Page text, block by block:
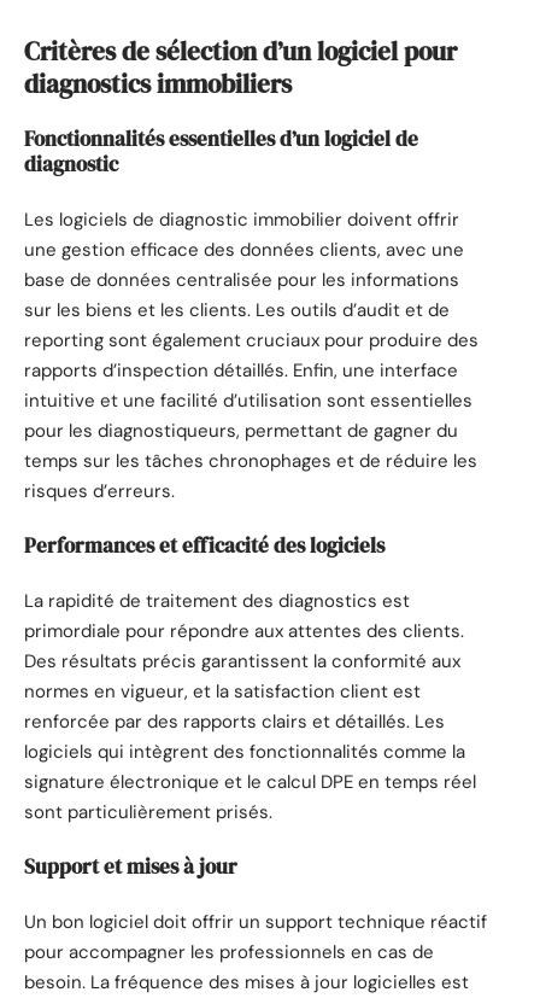
Critères de sélection d’un logiciel pour
diagnostics immobiliers
Fonctionnalités essentielles d’un logiciel de
diagnostic
Les logiciels de diagnostic immobilier doivent offrir
une gestion efficace des données clients, avec une
base de données centralisée pour les informations
sur les biens et les clients. Les outils d’audit et de
reporting sont également cruciaux pour produire des
rapports d’inspection détaillés. Enfin, une interface
intuitive et une facilité d’utilisation sont essentielles
pour les diagnostiqueurs, permettant de gagner du
temps sur les tâches chronophages et de réduire les
risques d’erreurs.
Performances et efficacité des logiciels
La rapidité de traitement des diagnostics est
primordiale pour répondre aux attentes des clients.
Des résultats précis garantissent la conformité aux
normes en vigueur, et la satisfaction client est
renforcée par des rapports clairs et détaillés. Les
logiciels qui intègrent des fonctionnalités comme la
signature électronique et le calcul DPE en temps réel
sont particulièrement prisés.
Support et mises à jour
Un bon logiciel doit offrir un support technique réactif
pour accompagner les professionnels en cas de
besoin. La fréquence des mises à jour logicielles est